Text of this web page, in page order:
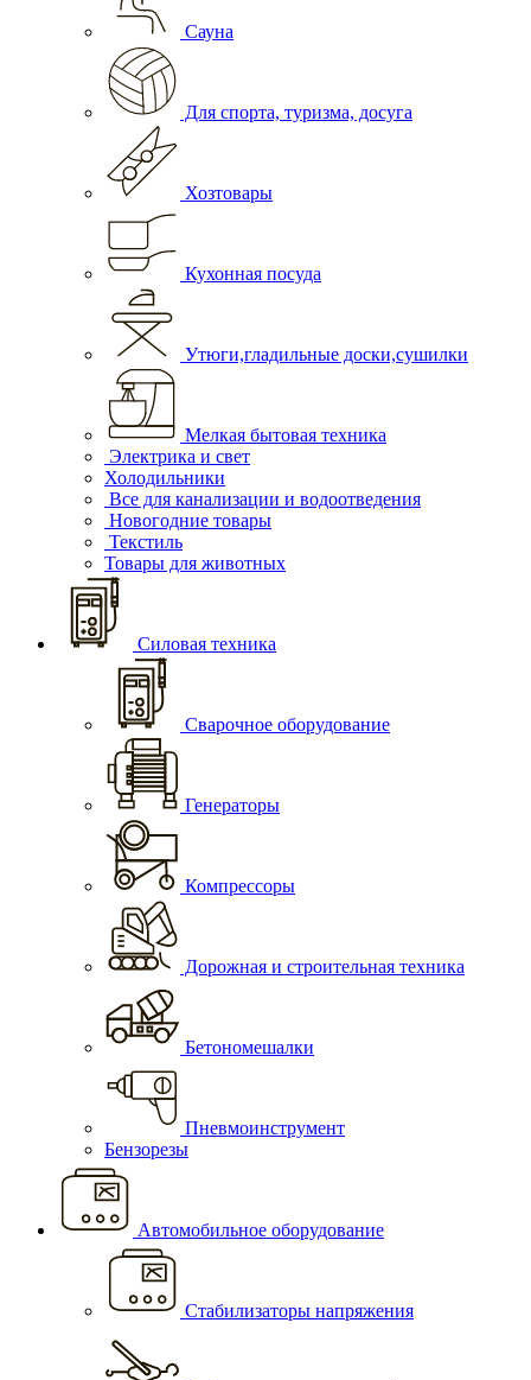
Сауна
Для спорта, туризма, досуга
Хозтовары
Кухонная посуда
Утюги,гладильные доски,сушилки
Мелкая бытовая техника
Электрика и свет
Холодильники
Все для канализации и водоотведения
Новогодние товары
Текстиль
Товары для животных
Силовая техника
Сварочное оборудование
Генераторы
Компрессоры
Дорожная и строительная техника
Бетономешалки
Пневмоинструмент
Бензорезы
Автомобильное оборудование
Стабилизаторы напряжения